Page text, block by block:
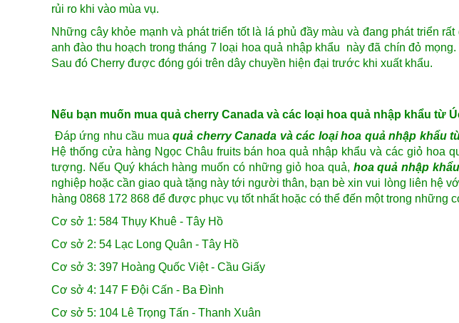
rủi ro khi vào mùa vụ.
Những cây khỏe mạnh và phát triển tốt là lá phủ đầy màu và đang phát triển
anh đào thu hoạch trong tháng 7 loại hoa quả nhập khẩu này đã chín đỏ
Sau đó Cherry được đóng gói trên dây chuyền hiện đại trước khi xuất khẩu.
Nếu bạn muốn mua quả cherry Canada và các loại hoa quả nhập khẩu từ
Đáp ứng nhu cầu muaquả cherry Canada và các loại hoa quả nhập khẩu
Hệ thống cửa hàng Ngọc Châu fruits bán hoa quả nhập khẩu và các giỏ hoa
tượng. Nếu Quý khách hàng muốn có những giỏ hoa quả, hoa quả nhập khẩu
nghiệp hoặc cần giao quà tặng này tới người thân, bạn bè xin vui lòng liên hệ
hàng 0868 172 868 để được phục vụ tốt nhất hoặc có thể đến một trong những
Cơ sở 1: 584 Thụy Khuê - Tây Hồ
Cơ sở 2: 54 Lạc Long Quân - Tây Hồ
Cơ sở 3: 397 Hoàng Quốc Việt - Cầu Giấy
Cơ sở 4: 147 F Đội Cấn - Ba Đình
Cơ sở 5: 104 Lê Trọng Tấn - Thanh Xuân